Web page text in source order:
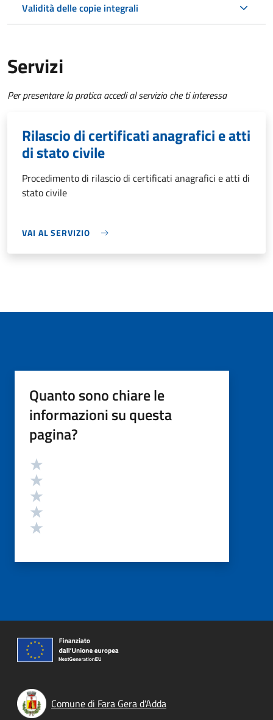
Validità delle copie integrali
Servizi
Per presentare la pratica accedi al servizio che ti interessa
Rilascio di certificati anagrafici e atti
di stato civile
Procedimento di rilascio di certificati anagrafici e atti di
stato civile
VAI AL SERVIZIO
Quanto sono chiare le
informazioni su questa
pagina?
Valutazione
Comune di Fara Gera d'Adda